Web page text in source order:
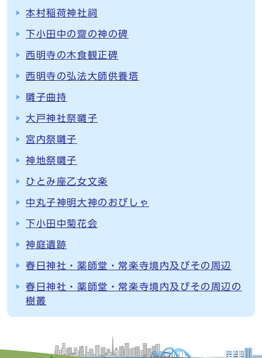
本村稲荷神社祠
下小田中の齋の神の碑
西明寺の木食観正碑
西明寺の弘法大師供養塔
囃子曲持
大戸神社祭囃子
宮内祭囃子
神地祭囃子
ひとみ座乙女文楽
中丸子神明大神のおびしゃ
下小田中菊花会
神庭遺跡
春日神社・薬師堂・常楽寺境内及びその周辺
春日神社・薬師堂・常楽寺境内及びその周辺の
樹叢